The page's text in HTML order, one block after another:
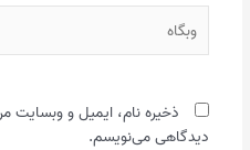
ذخیره نام، ایمیل و وبسایت
دیدگاهی می‌نویسم.